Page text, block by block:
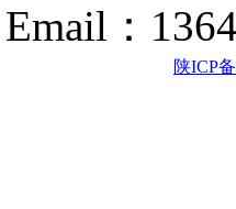
：
陕ICP